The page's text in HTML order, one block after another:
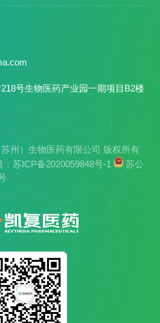
号生物医药产业园一期项目B2楼
州）生物医药有限公司 版权所有
：苏ICP备2020059848号-1
苏公